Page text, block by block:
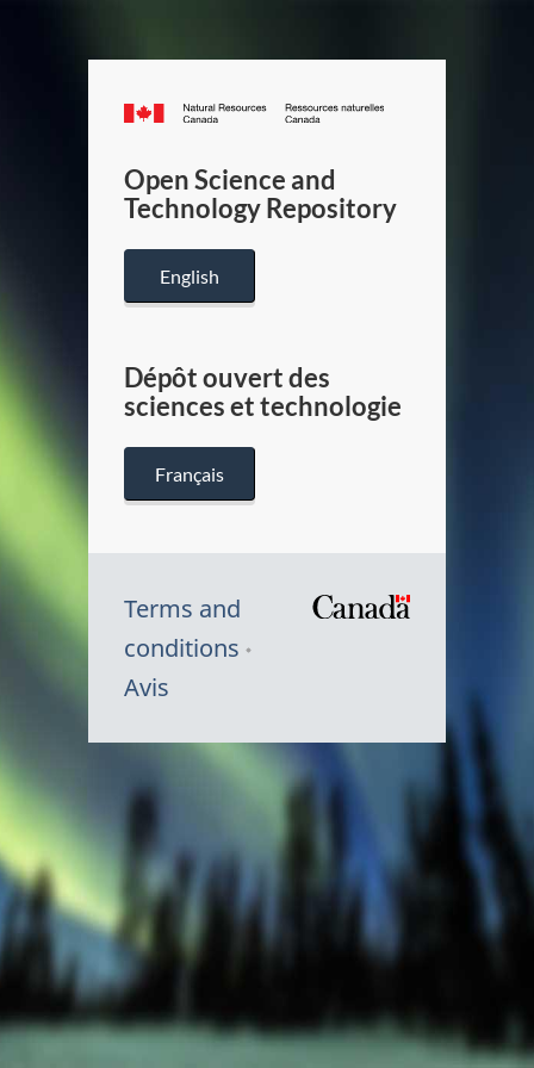
Canada.ca
/
Canada
Open Science and
Technology Repository
English
Dépôt ouvert des
sciences et technologie
Français
Terms and
conditions
Avis
Canada